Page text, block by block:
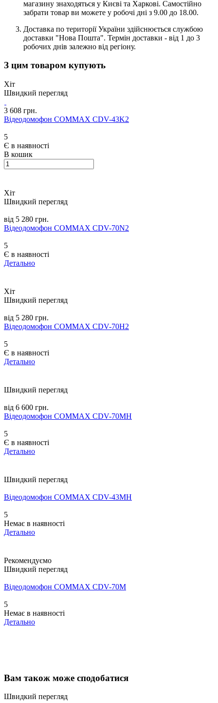
магазину знаходяться у Києві та Харкові. Самостійно
забрати товар ви можете у робочі дні з 9.00 до 18.00.
Доставка по території України здійснюється службою
доставки "Нова Пошта". Термін доставки - від 1 до 3
робочих днів залежно від регіону.
З цим товаром купують
Хіт
Швидкий перегляд
3 608 грн.
Відеодомофон COMMAX CDV-43K2
5
Є в наявності
В кошик
Хіт
Швидкий перегляд
від 5 280 грн.
Відеодомофон COMMAX CDV-70N2
5
Є в наявності
Детально
Хіт
Швидкий перегляд
від 5 280 грн.
Відеодомофон COMMAX CDV-70H2
5
Є в наявності
Детально
Швидкий перегляд
від 6 600 грн.
Відеодомофон COMMAX CDV-70MH
5
Є в наявності
Детально
Швидкий перегляд
Відеодомофон COMMAX CDV-43MH
5
Немає в наявності
Детально
Рекомендуємо
Швидкий перегляд
Відеодомофон COMMAX CDV-70M
5
Немає в наявності
Детально
Вам також може сподобатися
Швидкий перегляд